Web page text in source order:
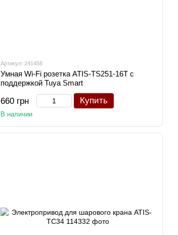
Артикул: 241458
Умная Wi-Fi розетка ATIS-TS251-16T с
поддержкой Tuya Smart
660 грн Купить
В наличии